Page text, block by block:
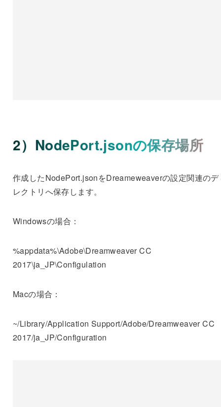
2）NodePort.jsonの保存場所
作成したNodePort.jsonをDreameweaverの設定関連のデ
レクトリへ保存します。
Windowsの場合：
%appdata%\Adobe\Dreamweaver CC
2017\ja_JP\Configulation
Macの場合：
~/Library/Application Support/Adobe/Dreamweaver CC
2017/ja_JP/Configuration